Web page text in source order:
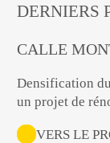
DERNIERS
CALLE
Densification
un projet de
VERS LE